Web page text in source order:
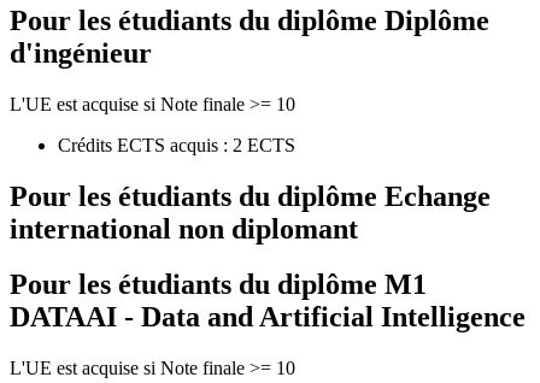
Pour les étudiants du diplôme Diplôme
d'ingénieur
L'UE est acquise si Note finale >= 10
Crédits ECTS acquis : 2 ECTS
Pour les étudiants du diplôme Echange
international non diplomant
Pour les étudiants du diplôme M1
DATAAI - Data and Artificial Intelligence
L'UE est acquise si Note finale >= 10